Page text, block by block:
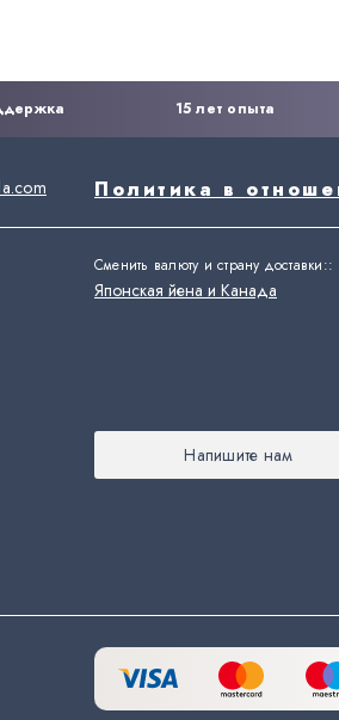
15 лет опыта
Политика в
Сменить валюту и страну доставки::
Японская йена и Канада
Напишите нам